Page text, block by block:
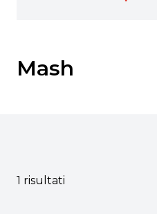
Mash
1 risultati